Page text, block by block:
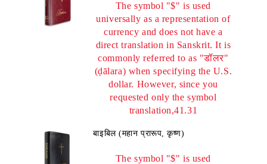
The symbol "$" is used
universally as a representation of
currency and does not have a
direct translation in Sanskrit. It is
commonly referred to as "डॉलर"
(ḍālara) when specifying the U.S.
dollar. However, since you
requested only the symbol
translation,41.31
बाइबिल (महान प्रारूप, कृष्ण)
The symbol "$" is used